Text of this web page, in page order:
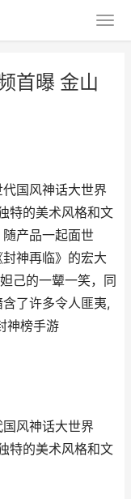
首曝 金山
国风神话大世界
特的美术风格和文
产品一起面世
神再临》的宏大
己的一颦一笑，同
了许多令人匪夷,
神榜手游
风神话大世界
特的美术风格和文